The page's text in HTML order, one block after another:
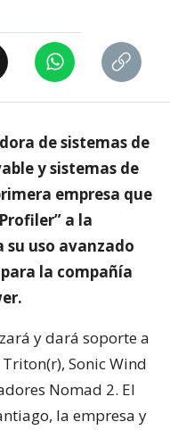
de sistemas de
y sistemas de
empresa que
a la
uso avanzado
la compañía
y dará soporte a
Sonic Wind
Nomad 2. El
la empresa y